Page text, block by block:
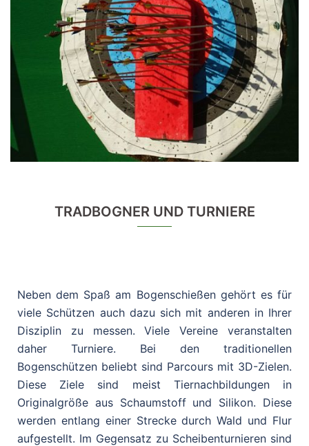
TRADBOGNER UND TURNIERE
Neben dem Spaß am Bogenschießen gehört es für
viele Schützen auch dazu sich mit anderen in Ihrer
Disziplin zu messen. Viele Vereine veranstalten
daher Turniere. Bei den traditionellen
Bogenschützen beliebt sind Parcours mit 3D-Zielen.
Diese Ziele sind meist Tiernachbildungen in
Originalgröße aus Schaumstoff und Silikon. Diese
werden entlang einer Strecke durch Wald und Flur
aufgestellt. Im Gegensatz zu Scheibenturnieren sind